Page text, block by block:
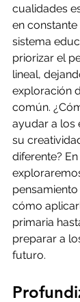
cualidades
en
sistema
priorizar el
lineal,
exploración
común.
ayudar a los
su
diferente?
cómo
primaria
preparar a
futuro.